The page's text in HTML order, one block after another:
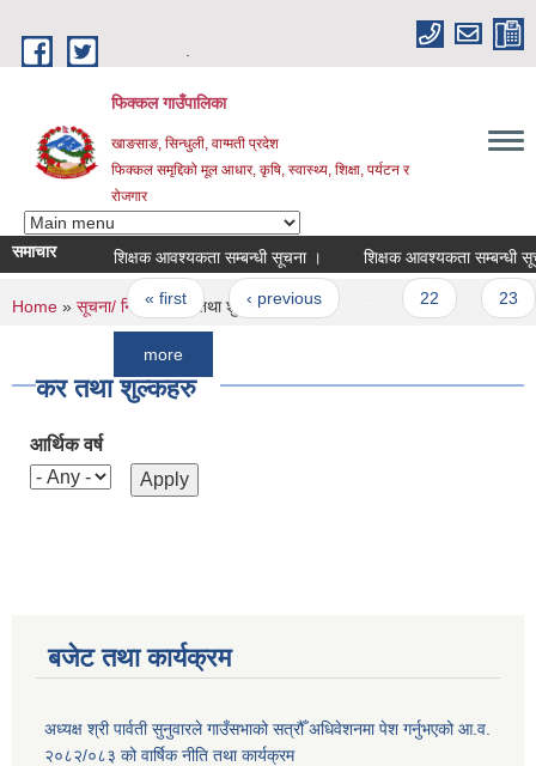
फिक्कल गाउँपालिका
खाङसाङ, सिन्धुली, वाग्मती प्रदेश
फिक्कल समृद्दिको मूल आधार, कृषि, स्वास्थ्य, शिक्षा, पर्यटन र
रोजगार
समाचार शिक्षक आवश्यकता सम्बन्धी सूचना । शिक्षक आवश्यकता सम्बन्धी सूचना ।
Pages
« first ‹ previous …
You are here
Home » सूचना/ निर्णय » कर तथा शुल्कहरु
कर तथा शुल्कहरु
आर्थिक वर्ष
बजेट तथा कार्यक्रम
अध्यक्ष श्री पार्वती सुनुवारले गाउँसभाको सत्रौँ अधिवेशनमा पेश गर्नुभएको आ.व.
२०८२/०८३ को वार्षिक नीति तथा कार्यक्रम